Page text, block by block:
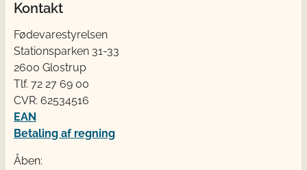
Kontakt
Fødevarestyrelsen
Stationsparken 31-33
2600 Glostrup
Tlf. 72 2​​​7 69 00
CVR: 62534516
EAN
Betaling af regning
Åben: